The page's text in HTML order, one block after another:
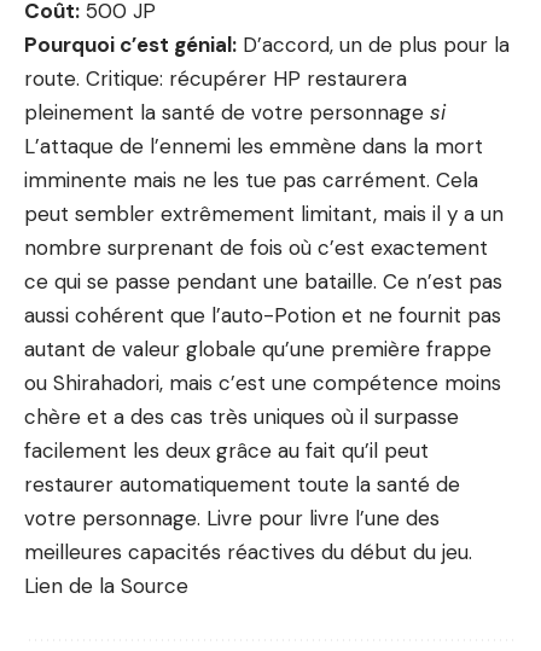
Coût: 500 JP
Pourquoi c’est génial: D’accord, un de plus pour la
route. Critique: récupérer HP restaurera
pleinement la santé de votre personnage si
L’attaque de l’ennemi les emmène dans la mort
imminente mais ne les tue pas carrément. Cela
peut sembler extrêmement limitant, mais il y a un
nombre surprenant de fois où c’est exactement
ce qui se passe pendant une bataille. Ce n’est pas
aussi cohérent que l’auto-Potion et ne fournit pas
autant de valeur globale qu’une première frappe
ou Shirahadori, mais c’est une compétence moins
chère et a des cas très uniques où il surpasse
facilement les deux grâce au fait qu’il peut
restaurer automatiquement toute la santé de
votre personnage. Livre pour livre l’une des
meilleures capacités réactives du début du jeu.
Lien de la Source